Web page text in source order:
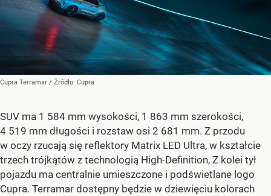
Cupra Terramar / Źródło: Cupra
SUV ma 1 584 mm wysokości, 1 863 mm szerokości,
4 519 mm długości i rozstaw osi 2 681 mm. Z przodu
w oczy rzucają się reflektory Matrix LED Ultra, w kształcie
trzech trójkątów z technologią High-Definition, Z kolei tył
pojazdu ma centralnie umieszczone i podświetlane logo
Cupra. Terramar dostępny będzie w dziewięciu kolorach